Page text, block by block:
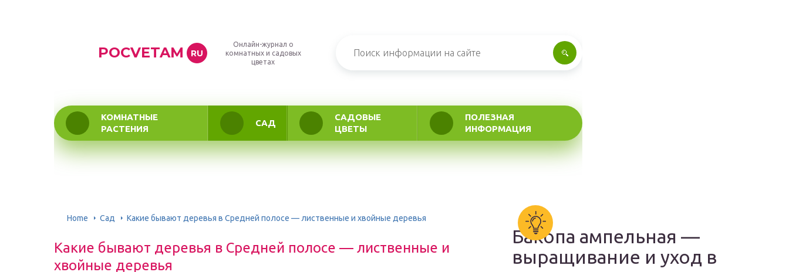
POCVETAM RU
Онлайн-журнал о
комнатных и садовых
цветах
КОМНАТНЫЕ
РАСТЕНИЯ
САД
САДОВЫЕ
ЦВЕТЫ
ПОЛЕЗНАЯ
ИНФОРМАЦИЯ
Home Сад Какие бывают деревья в Средней полосе — лиственные и хвойные деревья
Какие бывают деревья в Средней полосе — лиственные и
хвойные деревья
Бакопа ампельная —
выращивание и уход в